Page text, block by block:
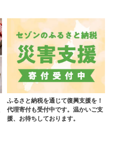
ふるさと納税を通じて復興支援を！
代理寄付も受付中です。温かいご支
援、お待ちしております。